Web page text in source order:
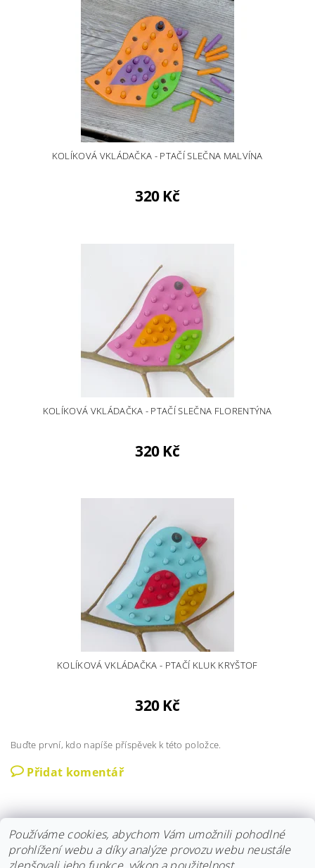
KOLÍKOVÁ VKLÁDAČKA - PTAČÍ SLEČNA MALVÍNA
320 Kč
KOLÍKOVÁ VKLÁDAČKA - PTAČÍ SLEČNA FLORENTÝNA
320 Kč
KOLÍKOVÁ VKLÁDAČKA - PTAČÍ KLUK KRYŠTOF
320 Kč
Buďte první, kdo napíše příspěvek k této položce.
Přidat komentář
Používáme cookies, abychom Vám umožnili pohodlné
prohlížení webu a díky analýze provozu webu neustále